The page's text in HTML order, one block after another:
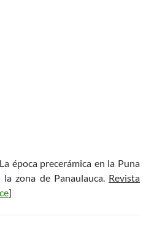
época precerámica en la Puna
zona de Panaulauca. Revista
]